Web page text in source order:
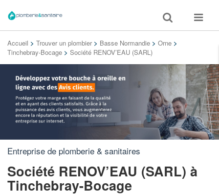
Toggle
search
Toggle
Accueil > Trouver un plombier > Basse Normandie > Orne >
Tinchebray-Bocage > Société RENOV’EAU (SARL)
Entreprise de plomberie & sanitaires
Société RENOV’EAU (SARL) à
Tinchebray-Bocage